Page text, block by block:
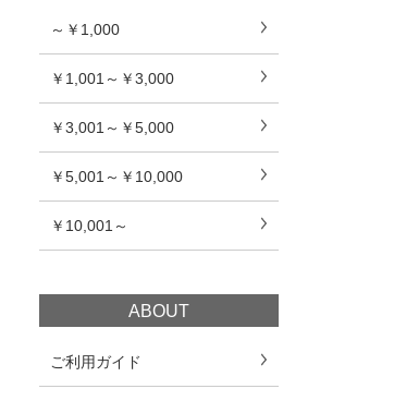
～￥1,000
￥1,001～￥3,000
￥3,001～￥5,000
￥5,001～￥10,000
￥10,001～
ABOUT
ご利用ガイド